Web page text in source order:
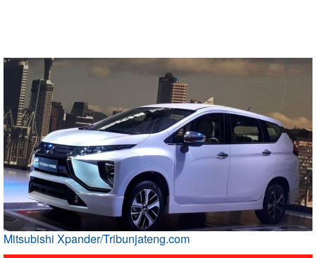
Mitsubishi Xpander/Tribunjateng.com